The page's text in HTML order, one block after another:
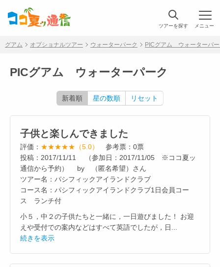
ツアーを探す
グアム オプショナルツアー ウォーターパーク PICグアム ウォーターパ
PICグアム ウォーターパーク
新着順 星の数順 リセット
子供と楽しんできました
評価： ★★★★★（5.0）
参考票：0票
投稿：2017/11/11 （参加日：2017/11/05 ※ココ夏ッ
通信から予約） by （匿名希望）さん
ツアー名：パシフィックアイランドクラブ
コース名：パシフィックアイランドクラブ1日会員コー
ス ランチ付
小５，中２の子供たちと一緒に，一日遊びました！ お迎
えや受付での案内などはすべて英語でしたが，日...
続きを表示
メニュー